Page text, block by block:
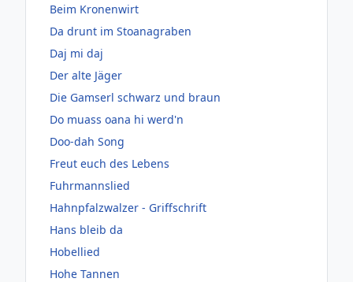
Beim Kronenwirt
Da drunt im Stoanagraben
Daj mi daj
Der alte Jäger
Die Gamserl schwarz und braun
Do muass oana hi werd'n
Doo-dah Song
Freut euch des Lebens
Fuhrmannslied
Hahnpfalzwalzer - Griffschrift
Hans bleib da
Hobellied
Hohe Tannen